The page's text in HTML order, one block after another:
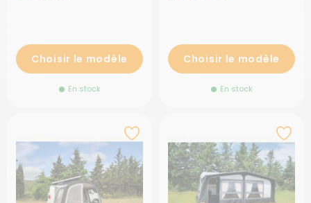
Choisir le modèle
En stock
Choisir le modèle
En stock